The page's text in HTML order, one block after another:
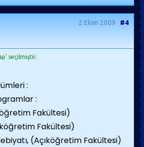
2 Ekim 2009 #4
seçilmiştir.
:
:
Fakültesi)
Fakültesi)
(Açıköğretim Fakültesi)